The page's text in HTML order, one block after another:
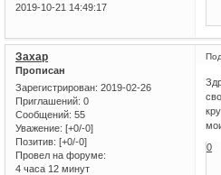
2019-10-21 14:49:17
Захар
Прописан
Зарегистрирован: 2019-02-26
Приглашений: 0
Сообщений: 55
Уважение: [+0/-0]
Позитив: [+0/-0]
Провел на форуме:
4 часа 12 минут
0